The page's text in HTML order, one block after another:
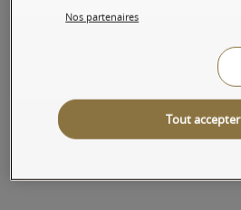
3273
Service gratuit
Instagram
Nos partenaires
Tout accepter